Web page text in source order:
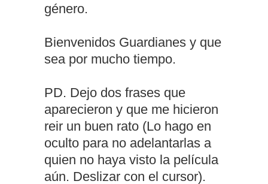
género.
Bienvenidos Guardianes y que
sea por mucho tiempo.
PD. Dejo dos frases que
aparecieron y que me hicieron
reir un buen rato (Lo hago en
oculto para no adelantarlas a
quien no haya visto la película
aún. Deslizar con el cursor).